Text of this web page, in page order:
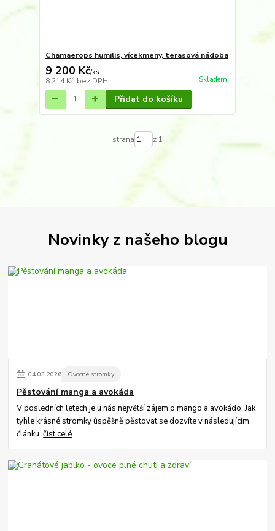
Chamaerops humilis, vícekmeny, terasová nádoba
9 200 Kč/ks
8 214 Kč bez DPH Skladem
Přidat do košíku
strana z 1
Novinky z našeho blogu
04.03.2026 Ovocné stromky
Pěstování manga a avokáda
V posledních letech je u nás největší zájem o mango a avokádo. Jak
tyhle krásné stromky úspěšně pěstovat se dozvíte v následujícím
článku.číst celé